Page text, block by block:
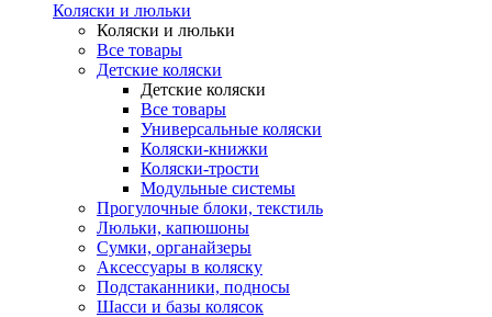
Коляски и люльки
Коляски и люльки
Все товары
Детские коляски
Детские коляски
Все товары
Универсальные коляски
Коляски-книжки
Коляски-трости
Модульные системы
Прогулочные блоки, текстиль
Люльки, капюшоны
Сумки, органайзеры
Аксессуары в коляску
Подстаканники, подносы
Шасси и базы колясок